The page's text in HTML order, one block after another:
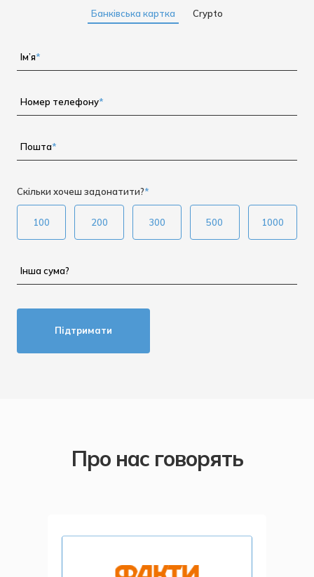
Банківська картка Сrypto
Ім’я*
Номер телефону*
Пошта*
Скільки хочеш задонатити?*
100 200 300 500 1000
Інша сума?
Підтримати
Про нас говорять